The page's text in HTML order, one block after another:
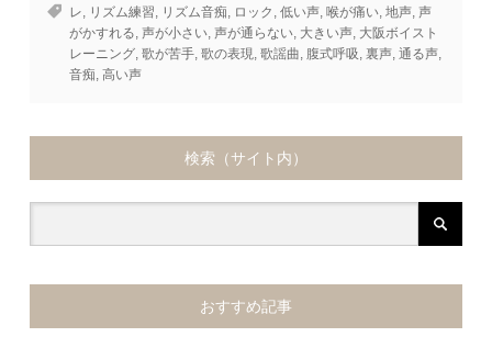
レ
リズム練習 リズム音痴 ロック ,低い声 ,喉が痛い ,地声 ,声
がかすれる ,声が小さい ,声が通らない 大きい声 大阪ボイスト
レーニング ,歌が苦手 ,歌の表現 ,歌謡曲 腹式呼吸 ,裏声 ,通る声
音痴 ,高い声
検索（サイト内）
おすすめ記事